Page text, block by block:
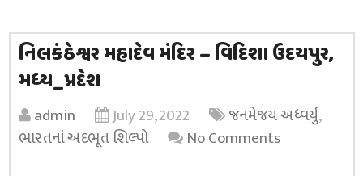
નિલકંઠેશ્વર મહાદેવ મંદિર – વિદિશા ઉદયપુર,
મધ્ય_પ્રદેશ
admin July 29, 2022 જનમેજય અધ્વર્યુ,
ભારતનાં અદભૂત શિલ્પો
No Comments